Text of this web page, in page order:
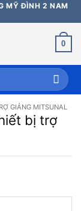
MỸ ĐÌNH 2 NAM
0
GIẢNG MITSUNAL
bị trợ